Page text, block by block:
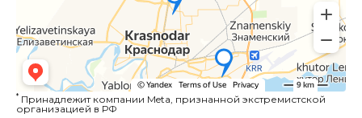
* Принадлежит компании Meta, признанной экстремистской
организацией в РФ